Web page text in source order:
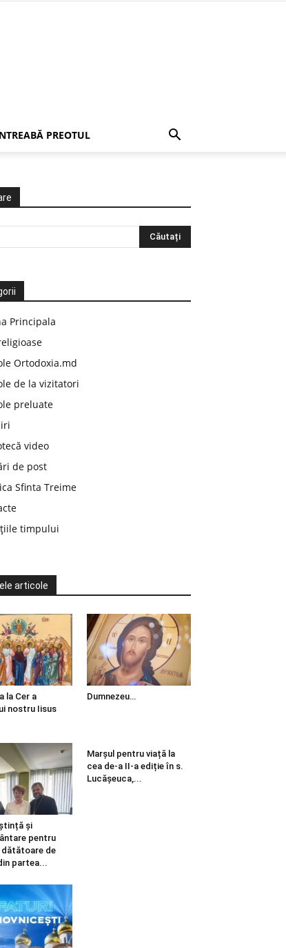
PREOTUL
Principala
Ortodoxia.md
de la vizitatori
preluate
video
de post
Sfinta Treime
timpului
articole
la Cer a
nostru Iisus
Dumnezeu…
și
pentru
dătătoare de
partea...
Marșul pentru viață la
cea de-a II-a ediție în s.
Lucășeuca,...